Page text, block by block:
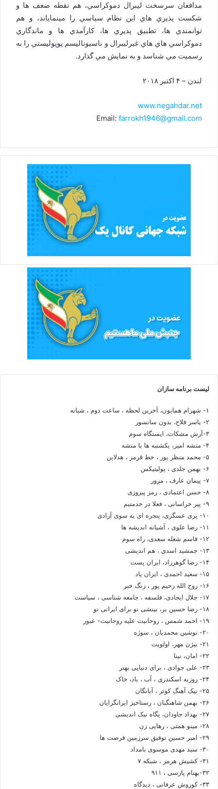
مدافعان سرسخت ليبرال دموكراسي، هم نقطه ضعف ها و
شكست پذيري هاي اين نظام سياسي را مينماياند، و هم
توانمندي ها، تطبيق پذيري ها، كارآمدي ها و ماندگاري
دموكراسي هاي هاي غيرليبرال و ناسيوناليسم پوپوليستي را به
رسميت مي شناسد و به نمايش مي گذارد.
لندن – ۴ اکتبر ۲۰۱۸
www.negahdar.net
Email: farrokh1946@gmail.com
لیست برنامه سازان
۱- شهرام همایون، آخرین لحظه ، ساعت دوم ، شبانه
۲- یاسر فلاح، بدون سانسور
۳-آرش مشکات، ایستگاه سوم
۴- منشه امیر، یکشنبه ها با منشه
۵- محمد منظر پور ، خط قرمز ، هدلاین
۶- بهمن جلدی ، پولیتیکس
۷- پیمان عارف ، مرور
۸- حسن اعتمادی ، رمز پیروزی
۹- پیر خراسانی ، فعلا در خدمتیم
۱۰- پری عسگری، پنجره ای به سوی آزادی
۱۱- رضا علوی ، آشیانه اندیشه ها
۱۲- قاسم شعله سعدی، راه سوم
۱۳- جمشید اسدی ، هم اندیشی
۱۴- رضا گوهرزاد، ایران پست
۱۵- سعید احمدی ، ایران پاد
۱۶- روح الله رحیم پور ، زنگ خبر
۱۷- جلال ایجادی، فلسفه ، جامعه شناسی ، سیاست
۱۸- رضا حسین بر، بینشی نو برای ایرانی نو
۱۹- احمد شمس ، روحانیت علیه روحانیت- عبور
۲۰- نوشین محمدیان ، سوژه
۲۱- بیژن مهر، اولویت
۲۲- امان، نینا
۲۳- علی جوادی ، برای دنیایی بهتر
۲۴- روزبه اسکندری ، آب ، باد، خاک
۲۵- نیک آهنگ کوثر ، آبانگان
۲۶- بهمن شاهنگیان ، رستاخیز ایرانگرایان
۲۷- بهداد جاودان، پگاه نیک اندیشی
۲۸- مینو همتی ، رهایی زن
۲۹- امیر حسین توفیق سرزمین فرصت ها
۳۰- سید مهدی موسوی بامداد
۳۱- کشیش هرمز ، شبکه ۷
۳۲-بهنام پارسی ، ۹۱۱
۳۳- کوروش عرفانی ، دیدگاه